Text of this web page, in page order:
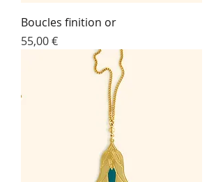
Boucles finition or
Prix
55,00 €